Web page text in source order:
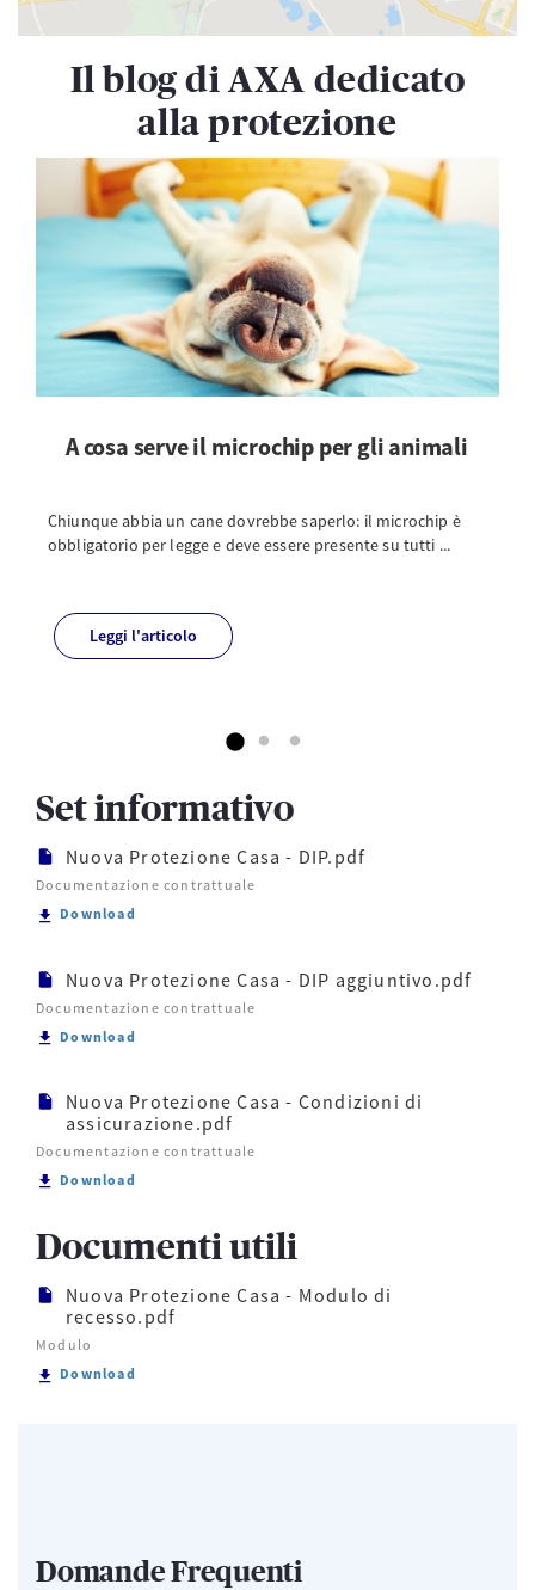
Il blog di AXA dedicato
alla protezione
A cosa serve il microchip per gli animali
Chiunque abbia un cane dovrebbe saperlo: il microchip è
obbligatorio per legge e deve essere presente su tutti ...
Leggi l'articolo
Set informativo
Nuova Protezione Casa - DIP.pdf
Documentazione contrattuale
Download
Nuova Protezione Casa - DIP aggiuntivo.pdf
Documentazione contrattuale
Download
Nuova Protezione Casa - Condizioni di
assicurazione.pdf
Documentazione contrattuale
Download
Documenti utili
Nuova Protezione Casa - Modulo di
recesso.pdf
Modulo
Download
Domande Frequenti